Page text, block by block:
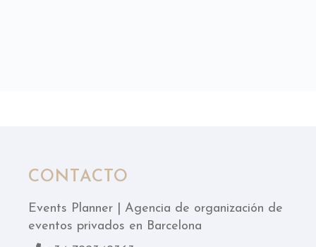
CONTACTO
Events Planner | Agencia de organización de
eventos privados en Barcelona